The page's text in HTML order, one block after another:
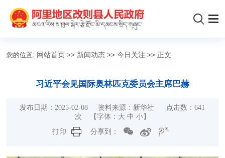
您的位置: 网站首页 >> 新闻动态 >>今日关注 >> 正文
习近平会见国际奥林匹克委员会主席巴赫
发布日期：2025-02-08 资料来源：新华社 点击数：641
次 【字体： 大 中 小】
打印
分享到：